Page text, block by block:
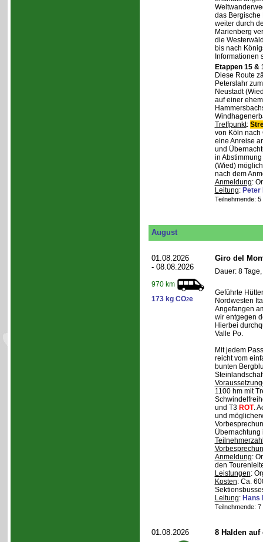
das Bergische
weiter durch
Marienberg
die
bis nach
Informationen
Etappen 15 &
Diese Route
Peterslahr
Neustadt
auf einer
Treffpunkt:
von Köln nach
eine Anreise
und
in
(Wied)
nach dem
Anmeldung:
Leitung: Peter
Teilnehmende:
August
01.08.2026
- 08.08.2026
970 km
173 kg CO2e
Giro del
Dauer: 8
Geführte
Nordwesten
Angefangen
wir entgegen
Hierbei
Valle Po.
Mit jedem
reicht vom
bunten
1100 hm mit
und T3 ROT.
und
Übernachtung
Anmeldung:
den
Leistungen:
Kosten: Ca.
Leitung: Hans
Teilnehmende:
01.08.2026 8 Halden